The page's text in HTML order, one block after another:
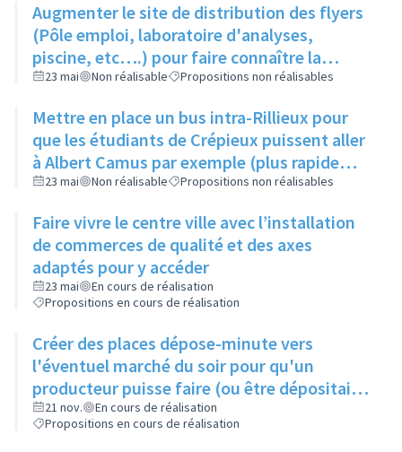
Augmenter le site de distribution des flyers
(Pôle emploi, laboratoire d'analyses,
piscine, etc….) pour faire connaître la
saison culturelle
23 mai Non réalisable Propositions non réalisables
Mettre en place un bus intra-Rillieux pour
que les étudiants de Crépieux puissent aller
à Albert Camus par exemple (plus rapide
d'aller sur Lyon)
23 mai Non réalisable Propositions non réalisables
Faire vivre le centre ville avec l’installation
de commerces de qualité et des axes
adaptés pour y accéder
23 mai
En cours de réalisation
Propositions en cours de réalisation
Créer des places dépose-minute vers
l'éventuel marché du soir pour qu'un
producteur puisse faire (ou être dépositaire)
de paniers fraîcheurs
21 nov.
En cours de réalisation
Propositions en cours de réalisation